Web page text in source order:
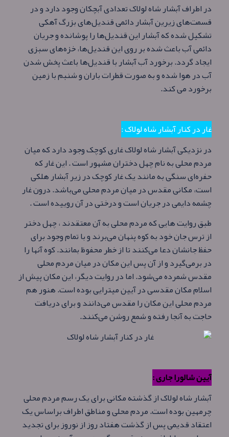
در اطراف آبشار شاه لولاک تعدادی آبچکان وجود دارد و در
قسمت‌های زیرین آبشار دائمی قندیل‌های بزرگ آهکی
تشکیل شده که آبشار این قندیل‌ها را پوشانده و جریان
دائمی آب باعث شده بر روی این قندیل‌ها، خزه‌های سبزی
ایجاد گردد. برخورد‌ آب آبشار با قندیل‌ها باعث پخش شدن
آب در هوا شده و به صورت قطرات باران و شنبم با زمین
برخورد می کند.
غار در کنار آبشار شاه لولاک :
در نزدیکی آبشار شاه لولاک غاری کوچک وجود دارد که میان
مردم محلی به نام چهل دختران مشهور است . این غار که
حفره‌ای سنگی به مانند یک غار کوچک در زیر آبشار هلکی
است، مکانی مقدس در میان مردم محلی می‌باشد. درون غار
چشمه دايمی در جریان است و درختی در آن روییده است .
طبق روایت‌ هایی که مردم محلی به آن معتقدند ، چهل دختر
از ترس جان خود به کوه پنهان می‌برند و با تمام وجود برای
حفظ جانشان دعا می‌کنند تا از خطر محفوظ بمانند. کوه آنها را
در برمی‌گیرد و از آن پس این مکان در میان مردم محلی
مقدس شمرده می‌شود. اما در روایت دیگر، این مکان پیش از
اسلام مکان مقدسی در آیین میترایی بوده است. هنور هم
مردم محلی این مکان را مقدس می‌دانند و برای دریافت
حاجت به آنجا رفته و شمع روشن می‌کنند.
آیین شالورا جاری :
آبشار شاه لولاک از گذشته مکانی برای یک رسم مردم محلی
چرمهین بوده است. مردم محلی و مناطق اطراف براساس یک
اعتقاد قدیمی پس از گذشت هفتاد روز از نوروز برای تجدید